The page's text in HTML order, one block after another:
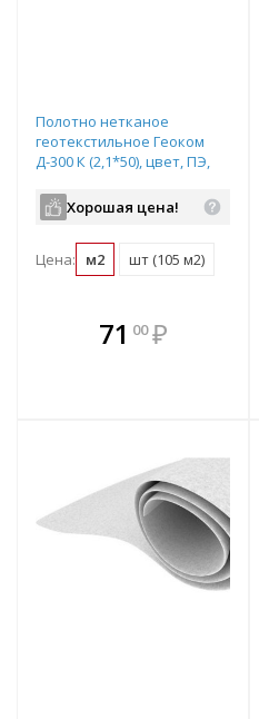
Полотно нетканое
геотекстильное Геоком
Д-300 К (2,1*50), цвет, ПЭ,
2017Хорошая цена!
Цена: м2 шт (105 м2)
71 00 ₽
В комплекте
всегда выгоднее!